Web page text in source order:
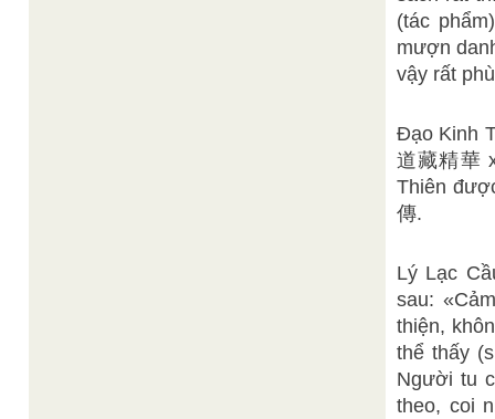
(tác
mượn
vậy rất
Đạo Kinh
道藏精華
Thiên
傳.
Lý Lạc
sau:
thiện,
thể thấy
Người tu
theo, coi